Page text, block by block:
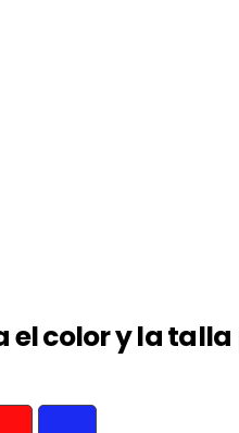
el color y la